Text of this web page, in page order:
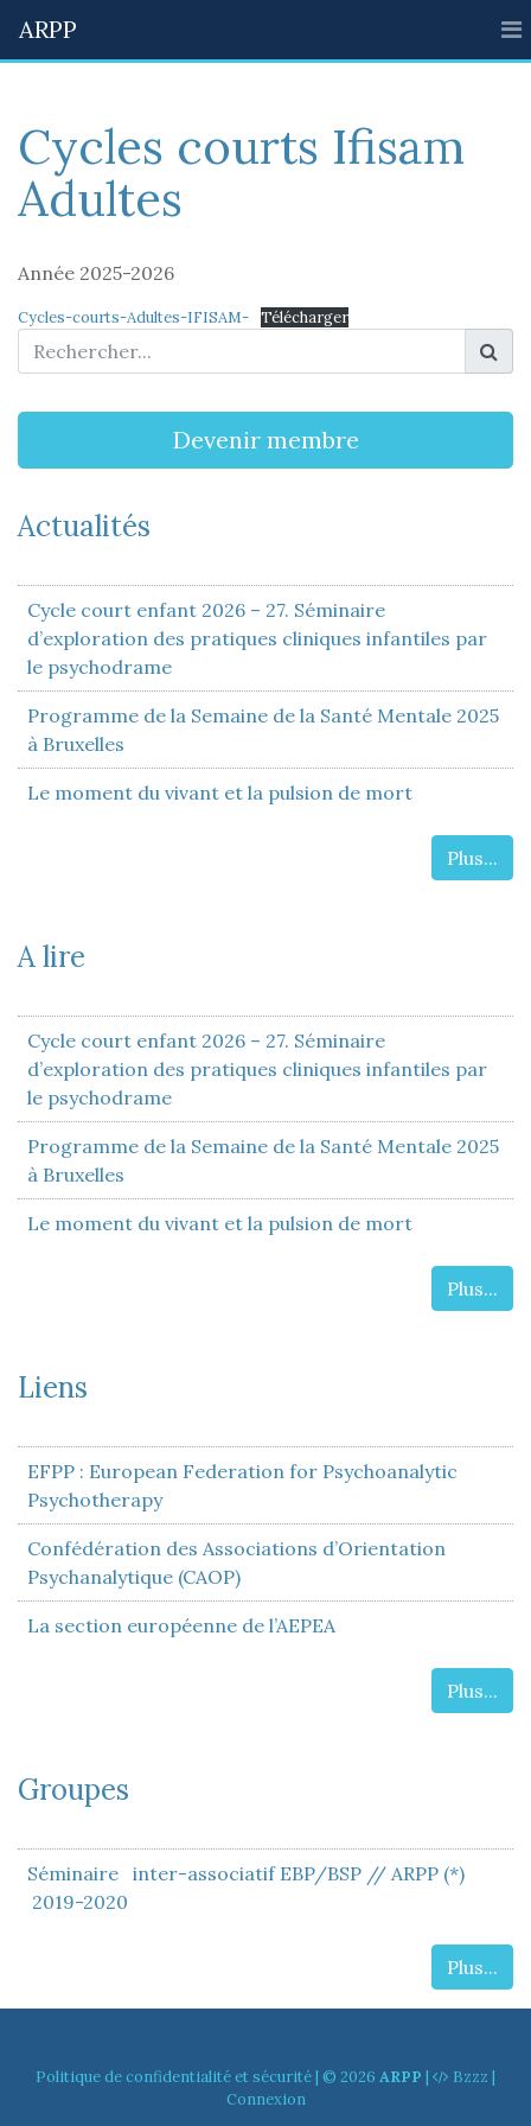
ARPP
Cycles courts Ifisam
Adultes
Année 2025-2026
Cycles-courts-Adultes-IFISAM- Télécharger
Devenir membre
Actualités
Cycle court enfant 2026 – 27. Séminaire
d’exploration des pratiques cliniques infantiles par
le psychodrame
Programme de la Semaine de la Santé Mentale 2025
à Bruxelles
Le moment du vivant et la pulsion de mort
Plus...
A lire
Cycle court enfant 2026 – 27. Séminaire
d’exploration des pratiques cliniques infantiles par
le psychodrame
Programme de la Semaine de la Santé Mentale 2025
à Bruxelles
Le moment du vivant et la pulsion de mort
Plus...
Liens
EFPP : European Federation for Psychoanalytic
Psychotherapy
Confédération des Associations d’Orientation
Psychanalytique (CAOP)
La section européenne de l’AEPEA
Plus...
Groupes
Séminaire inter-associatif EBP/BSP // ARPP (*)
2019-2020
Plus...
Politique de confidentialité et sécurité| © 2026 ARPP | Bzzz |
Connexion